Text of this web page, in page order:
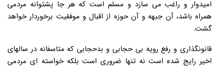
امیدوار و راغب می سازد و مسلم است که هر جا پشتوانه مردمی
همراه باشد، آن جبهه و آن حوزه از اقبال و موفقیت برخوردار خواهد
گشت.
قانونگذاری و رفع رویه بی حجابی و بدحجابی که متاسفانه در سالهای
اخیر رایج شده است نه تنها ضروری است بلکه خواسته ای مردمی